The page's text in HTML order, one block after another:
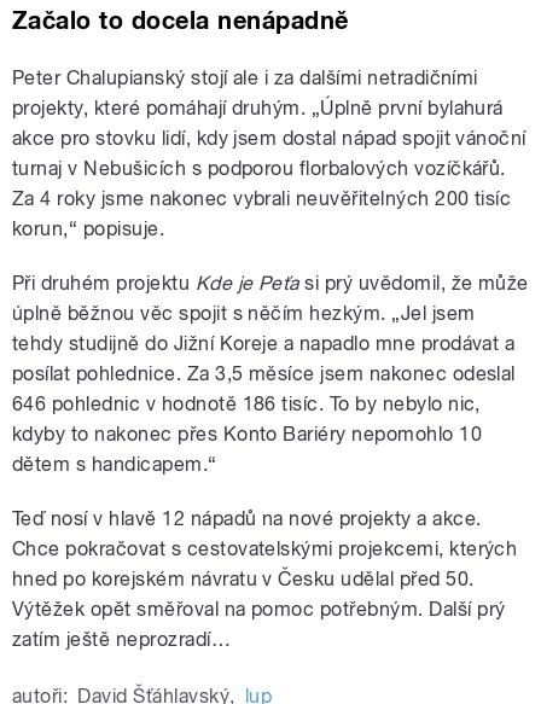
Začalo to docela nenápadně
Peter Chalupianský stojí ale i za dalšími netradičními
projekty, které pomáhají druhým. „Úplně první bylahurá
akce pro stovku lidí, kdy jsem dostal nápad spojit vánoční
turnaj v Nebušicích s podporou florbalových vozíčkářů.
Za 4 roky jsme nakonec vybrali neuvěřitelných 200 tisíc
korun,“ popisuje.
Při druhém projektu Kde je Peťasi prý uvědomil, že může
úplně běžnou věc spojit s něčím hezkým. „Jel jsem
tehdy studijně do Jižní Koreje a napadlo mne prodávat a
posílat pohlednice. Za 3,5 měsíce jsem nakonec odeslal
646 pohlednic v hodnotě 186 tisíc. To by nebylo nic,
kdyby to nakonec přes Konto Bariéry nepomohlo 10
dětem s handicapem.“
Teď nosí v hlavě 12 nápadů na nové projekty a akce.
Chce pokračovat s cestovatelskými projekcemi, kterých
hned po korejském návratu v Česku udělal před 50.
Výtěžek opět směřoval na pomoc potřebným. Další prý
zatím ještě neprozradí…
autoři: David Šťáhlavský, lup